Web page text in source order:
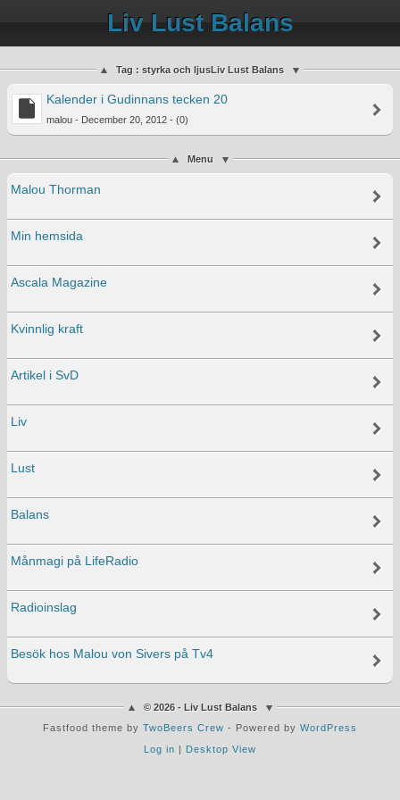
Liv Lust Balans
Tag : styrka och ljusLiv Lust Balans
Kalender i Gudinnans tecken 20
malou - December 20, 2012 - (0)
Menu
Malou Thorman
Min hemsida
Ascala Magazine
Kvinnlig kraft
Artikel i SvD
Liv
Lust
Balans
Månmagi på LifeRadio
Radioinslag
Besök hos Malou von Sivers på Tv4
© 2026 - Liv Lust Balans
Fastfood theme by TwoBeers Crew - Powered by WordPress
Log in | Desktop View